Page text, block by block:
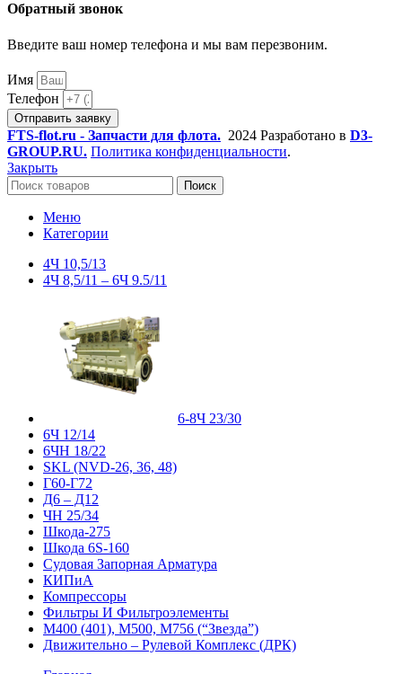
Обратный звонок
Введите ваш номер телефона и мы вам перезвоним.
Имя
Телефон
Отправить заявку
FTS-flot.ru - Запчасти для флота. 2024 Разработано в D3-
GROUP.RU. Политика конфиденциальности.
Закрыть
Поиск
Меню
Категории
4Ч 10,5/13
4Ч 8,5/11 – 6Ч 9.5/11
6-8Ч 23/30
6Ч 12/14
6ЧН 18/22
SKL (NVD-26, 36, 48)
Г60-Г72
Д6 – Д12
ЧН 25/34
Шкода-275
Шкода 6S-160
Судовая Запорная Арматура
КИПиА
Компрессоры
Фильтры И Фильтроэлементы
М400 (401), М500, М756 (“Звезда”)
Движительно – Рулевой Комплекс (ДРК)